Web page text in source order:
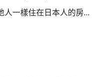
人一樣住在日本人的房...